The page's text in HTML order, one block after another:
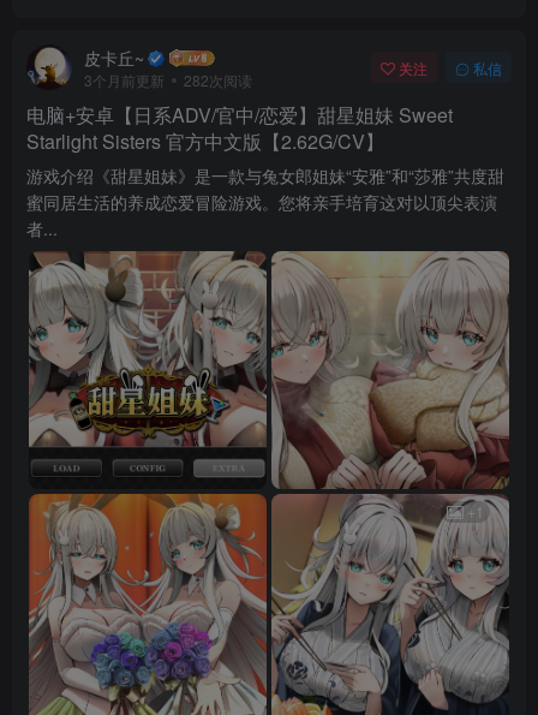
皮卡丘~
3个月前更新 282次阅读
关注 私信
电脑+安卓【日系ADV/官中/恋爱】甜星姐妹 Sweet
Starlight Sisters 官方中文版【2.62G/CV】
游戏介绍《甜星姐妹》是一款与兔女郎姐妹“安雅”和“莎雅”共度甜
蜜同居生活的养成恋爱冒险游戏。您将亲手培育这对以顶尖表演
者...
+1